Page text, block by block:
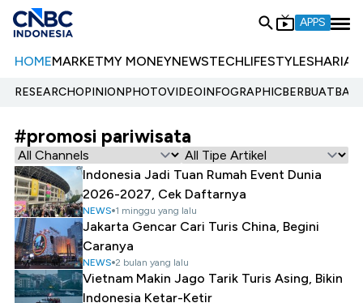
APPS
HOMEMARKETMY MONEYNEWSTECHLIFESTYLESHARIA
RESEARCHOPINIONPHOTOVIDEOINFOGRAPHIC
#promosi pariwisata
Indonesia Jadi Tuan Rumah Event Dunia
2026-2027, Cek Daftarnya
NEWS 1 minggu yang lalu
Jakarta Gencar Cari Turis China, Begini
Caranya
NEWS 2 bulan yang lalu
Vietnam Makin Jago Tarik Turis Asing, Bikin
Indonesia Ketar-Ketir